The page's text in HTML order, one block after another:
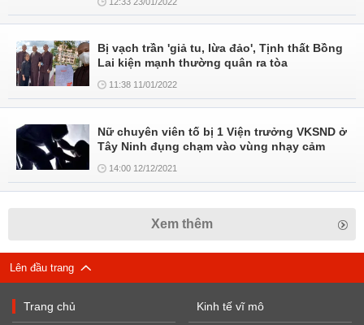
Bị vạch trần 'giả tu, lừa đảo', Tịnh thất Bồng
Lai kiện mạnh thường quân ra tòa
11:38 11/01/2022
Nữ chuyên viên tố bị 1 Viện trưởng VKSND ở
Tây Ninh đụng chạm vào vùng nhạy cảm
14:00 12/12/2021
Xem thêm
Lên đầu trang
Trang chủ Kinh tế vĩ mô